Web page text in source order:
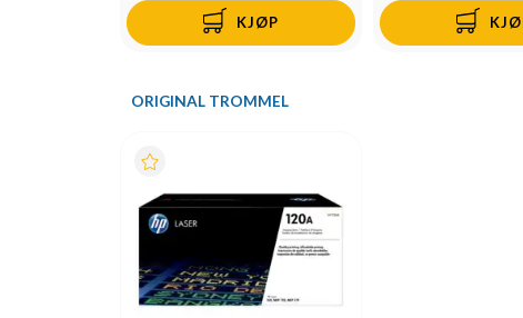
KJØP
ORIGINAL TROMMEL